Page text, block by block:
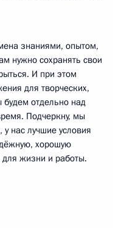
знаниями, опытом,
нужно сохранять свои
И при этом
для творческих,
отдельно над
Подчеркну, мы
нас лучшие условия
хорошую
для жизни и работы.